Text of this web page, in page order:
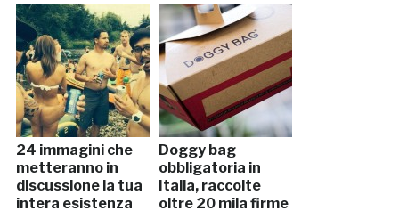
24 immagini che
metteranno in
discussione la tua
intera esistenza
Doggy bag
obbligatoria in
Italia, raccolte
oltre 20 mila firme